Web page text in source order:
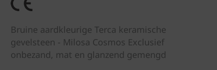
Bruine aardkleurige Terca keramische
gevelsteen - Milosa Cosmos Exclusief
onbezand, mat en glanzend gemengd